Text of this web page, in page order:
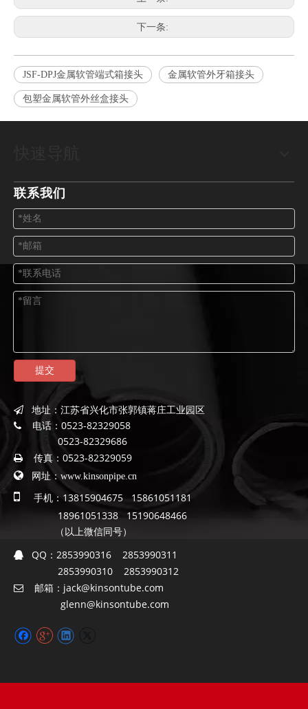
下一条:
JSF-DPJ金属软管端式箱接头 金属软管外牙箱接头
包塑金属软管外丝盒接头
联系我们
提交
 地址： 江苏省兴化市张郭镇蒋庄工业园区
 电话： 0523-82329058
0523-82329686
 传真： 0523-82329059
 网址： www.kinsonpipe.cn

手机：13815904675 15861051181
18961051338 15190648466
（以上微信同号）
 QQ： 2853990316 2853990311
2853990310 2853990312
 邮箱： jack@kinsontube.com
glenn@kinsontube.com